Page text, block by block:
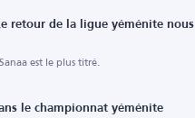
retour de la ligue yéménite nous
est le plus titré.
le championnat yéménite